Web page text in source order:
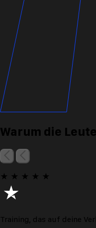
Warum die Leute
★ ★ ★ ★ ★
Training, das auf deine